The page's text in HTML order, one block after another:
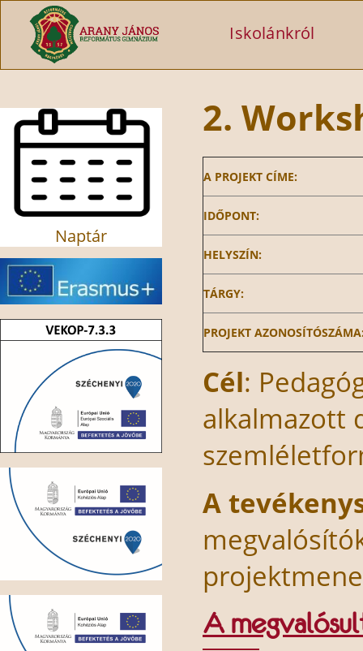
Ugrás a tartalomra
Iskolánkról
Naptár
2.
A PROJEKT CÍME:
IDŐPONT:
HELYSZÍN:
TÁRGY:
PROJEKT
Cél:
alkalmazott
A
A